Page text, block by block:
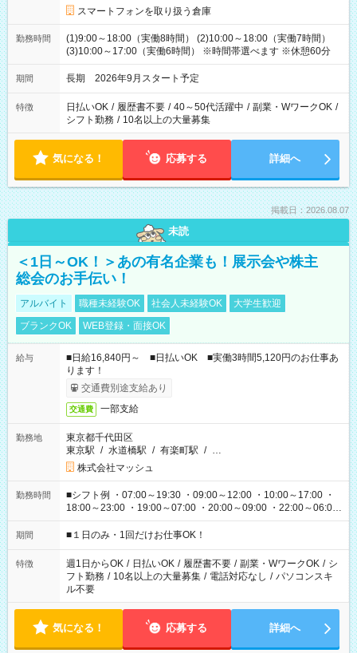
スマートフォンを取り扱う倉庫
勤務時間
(1)9:00～18:00（実働8時間） (2)10:00～18:00（実働7時間）
(3)10:00～17:00（実働6時間） ※時間帯選べます ※休憩60分
期間 長期 2026年9月スタート予定
特徴 日払いOK / 履歴書不要 / 40～50代活躍中 / 副業・WワークOK /
シフト勤務 / 10名以上の大量募集
気になる！ 応募する 詳細へ
掲載日：2026.08.07
未読
＜1日～OK！＞あの有名企業も！展示会や株主
総会のお手伝い！
アルバイト 職種未経験OK 社会人未経験OK
大学生歓迎
ブランクOK
WEB登録・面接OK
給与
■日給16,840円～ ■日払いOK ■実働3時間5,120円のお仕事あ
ります！
交通費別途支給あり
交通費 一部支給
勤務地
東京都千代田区
東京駅 / 水道橋駅 / 有楽町駅 / …
株式会社マッシュ
勤務時間
■シフト例 ・07:00～19:30 ・09:00～12:00 ・10:00～17:00 ・
18:00～23:00 ・19:00～07:00 ・20:00～09:00 ・22:00～06:00
etc ★最短で3時間で5,120円のお仕事から 15時間で2万円近く稼
げるお仕事も！ ご希望のお時間に合わせてご紹介！ ※シフトは
ください！
期間 ■１日のみ・1回だけお仕事OK！
特徴 週1日からOK / 日払いOK / 履歴書不要 / 副業・WワークOK / シ
フト勤務 / 10名以上の大量募集 / 電話対応なし / パソコンスキ
ル不要
気になる！ 応募する 詳細へ